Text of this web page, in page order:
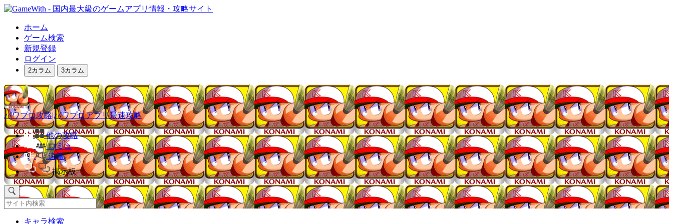
ホーム
ゲーム検索
新規登録
ログイン
2カラム 3カラム
パワプロ攻略|パワプロアプリ最速攻略
他の攻略
コミュ
速報
掲示板
キャラ検索